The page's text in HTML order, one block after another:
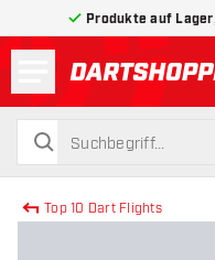
Produkte auf Lager
zurück
suchen
suchen
Top 10 Dart Flights